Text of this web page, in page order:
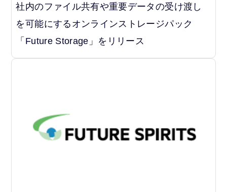
社内のファイル共有や重要データの受け渡し
を可能にするオンラインストレージパック
「Future Storage」をリリース